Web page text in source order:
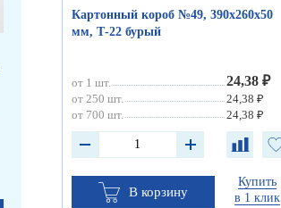
Картонный короб №49, 390х260х50
мм, Т-22 бурый
от 1 шт. 24,38 ₽
от 250 шт.
24,38 ₽
от 700 шт.
24,38 ₽
В корзину
Купить
в 1 клик